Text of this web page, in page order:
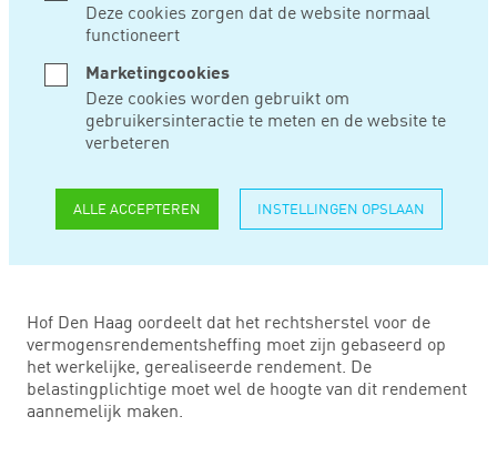
Deze cookies zorgen dat de website normaal
functioneert
Marketingcookies
Deze cookies worden gebruikt om
gebruikersinteractie te meten en de website te
verbeteren
ALLE ACCEPTEREN INSTELLINGEN OPSLAAN
BEWEZEN
WERKELIJK
RENDEMENT IS
UITGANGSPUNT
RECHTSHERSTEL
Hof Den Haag oordeelt dat het rechtsherstel voor de
vermogensrendementsheffing moet zijn gebaseerd op
het werkelijke, gerealiseerde rendement. De
belastingplichtige moet wel de hoogte van dit rendement
aannemelijk maken.